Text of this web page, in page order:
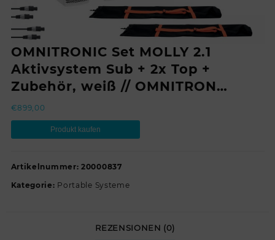
OMNITRONIC Set MOLLY 2.1
Aktivsystem Sub + 2x Top +
Zubehör, weiß // OMNITRON…
€899,00
Produkt kaufen
Artikelnummer: 20000837
Kategorie: Portable Systeme
REZENSIONEN (0)